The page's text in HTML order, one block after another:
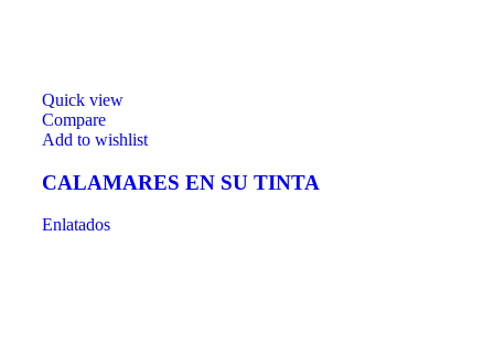
Quick view
Compare
Add to wishlist
CALAMARES EN SU TINTA
Enlatados